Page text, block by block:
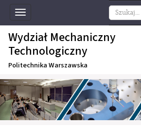
Toggle
navigation
Wydział Mechaniczny
Technologiczny
Politechnika Warszawska